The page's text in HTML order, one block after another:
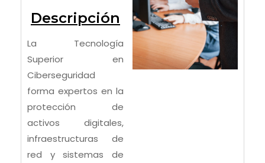
Descripción
La Tecnología
Superior en
Ciberseguridad
forma expertos en la
protección de
activos digitales,
infraestructuras de
red y sistemas de